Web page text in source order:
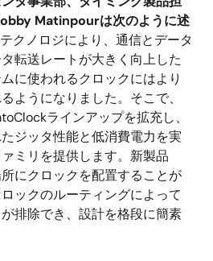
Matinpourは次のように述
テクノロジにより、通信とデータ
転送レートが大きく向上した
に使われるクロックにはより
ようになりました。そこで、
ラインアップを拡充し、
ジッタ性能と低消費電力を実
ミリを提供します。新製品
にクロックを配置することが
ックのルーティングによって
排除でき、設計を格段に簡素